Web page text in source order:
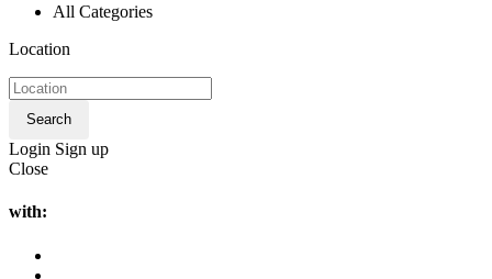
All Categories
Location
Search
Login Sign up
Close
with: